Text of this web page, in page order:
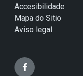
Accesibilidade
Mapa do Sitio
Aviso legal